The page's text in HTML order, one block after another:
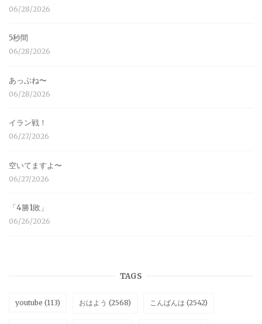
06/28/2026
5秒間
06/28/2026
あっぶね〜
06/28/2026
イラン戦！
06/27/2026
空いてますよ〜
06/27/2026
「4勝1敗」
06/26/2026
TAGS
youtube (113) おはよう (2568) こんばんは (2542)